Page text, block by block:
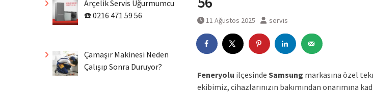
11 Ağustos 2025 servis
Feneryolu ilçesinde Samsung markasına özel
ekibimiz, cihazlarınızın bakımından onarımına
Arçelik Servis Uğurmumcu
☎️ 0216 471 59 56
Çamaşır Makinesi Neden
Çalışıp Sonra Duruyor?